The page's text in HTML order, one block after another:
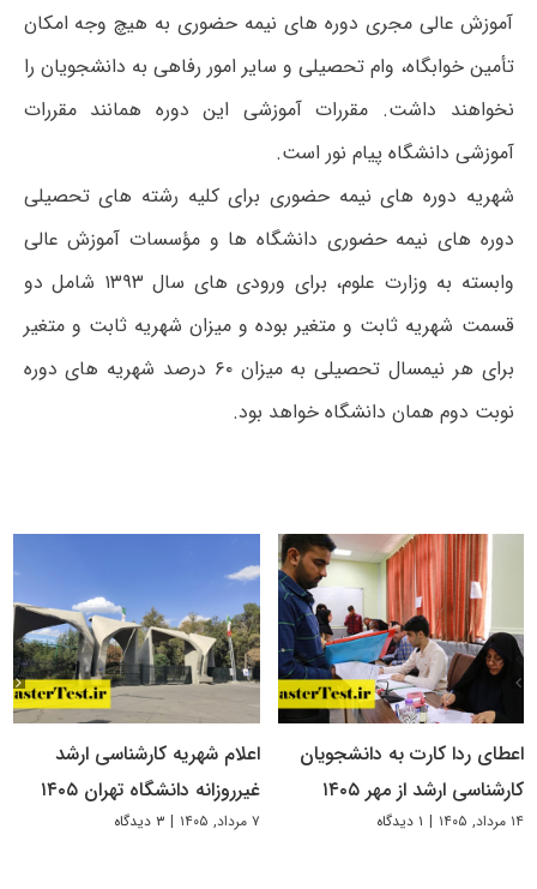
آموزش عالی مجری دوره های نیمه حضوری به هیچ وجه امکان
تأمین خوابگاه، وام تحصیلی و سایر امور رفاهی به دانشجویان را
نخواهند داشت. مقررات آموزشی این دوره همانند مقررات
آموزشی دانشگاه پیام نور است.
شهریه دوره های نیمه حضوری برای کلیه رشته های تحصیلی
دوره های نیمه حضوری دانشگاه ها و مؤسسات آموزش عالی
وابسته به وزارت علوم، برای ورودی های سال ۱۳۹۳ شامل دو
قسمت شهریه ثابت و متغیر بوده و میزان شهریه ثابت و متغیر
برای هر نیمسال تحصیلی به میزان ۶۰ درصد شهریه های دوره
نوبت دوم همان دانشگاه خواهد بود.
اعطای ردا کارت به دانشجویان
کارشناسی ارشد از مهر ۱۴۰۵
۱۴ مرداد, ۱۴۰۵ | ۱ دیدگاه
اعلام شهریه کارشناسی ارشد
غیرروزانه دانشگاه تهران ۱۴۰۵
۷ مرداد, ۱۴۰۵ | ۳ دیدگاه